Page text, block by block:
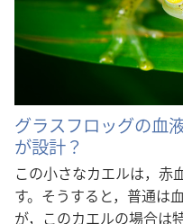
グラスフロッグの血
が設計？
この小さなカエルは，赤
す。そうすると，普通は
が，このカエルの場合は